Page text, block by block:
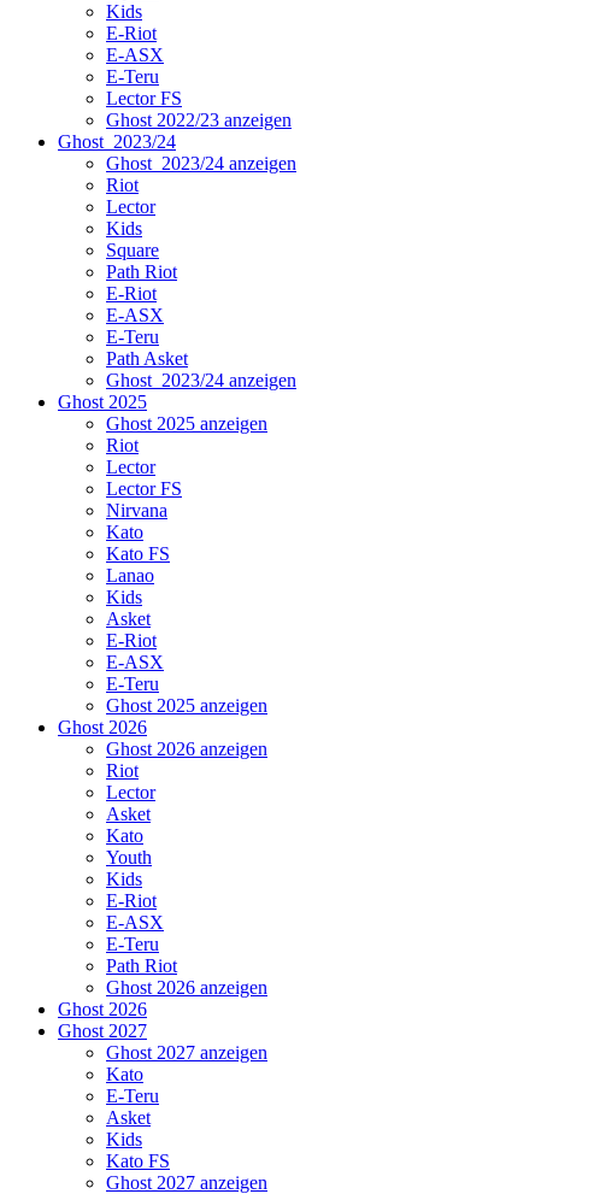
Kids
E-Riot
E-ASX
E-Teru
Lector FS
Ghost 2022/23 anzeigen
Ghost_2023/24
Ghost_2023/24 anzeigen
Riot
Lector
Kids
Square
Path Riot
E-Riot
E-ASX
E-Teru
Path Asket
Ghost_2023/24 anzeigen
Ghost 2025
Ghost 2025 anzeigen
Riot
Lector
Lector FS
Nirvana
Kato
Kato FS
Lanao
Kids
Asket
E-Riot
E-ASX
E-Teru
Ghost 2025 anzeigen
Ghost 2026
Ghost 2026 anzeigen
Riot
Lector
Asket
Kato
Youth
Kids
E-Riot
E-ASX
E-Teru
Path Riot
Ghost 2026 anzeigen
Ghost 2026
Ghost 2027
Ghost 2027 anzeigen
Kato
E-Teru
Asket
Kids
Kato FS
Ghost 2027 anzeigen